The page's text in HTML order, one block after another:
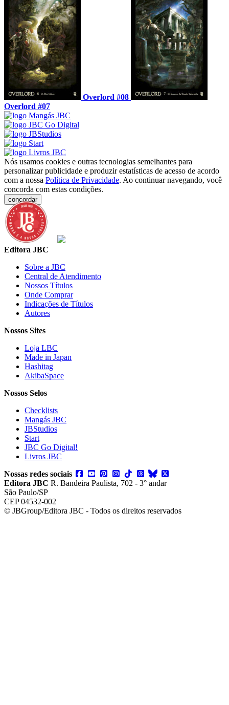
Overlord #08
Overlord #07
Nós usamos cookies e outras tecnologias semelhantes para
personalizar publicidade e produzir estatísticas de acesso de acordo
com a nossa Política de Privacidade. Ao continuar navegando, você
concorda com estas condições.
concordar
Editora JBC
Sobre a JBC
Central de Atendimento
Nossos Títulos
Onde Comprar
Indicações de Títulos
Autores
Nossos Sites
Loja LBC
Made in Japan
Hashitag
AkibaSpace
Nossos Selos
Checklists
Mangás JBC
JBStudios
Start
JBC Go Digital!
Livros JBC
Nossas redes sociais
Editora JBC R. Bandeira Paulista, 702 - 3° andar
São Paulo/SP
CEP 04532-002
© JBGroup/Editora JBC - Todos os direitos reservados